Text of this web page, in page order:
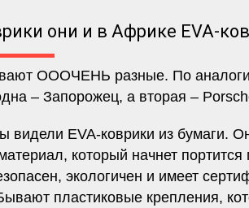
они и в Африке EVA-
ОООЧЕНЬ разные. По
– Запорожец, а вторая –
видели EVA-коврики из бумаги.
который начнет
экологичен и имеет
пластиковые крепления,